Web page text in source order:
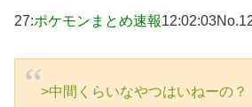
27:ポケモンまとめ速報12:02:03
>中間くらいなやつはいねーの？